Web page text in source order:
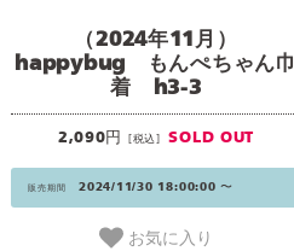
（2024年11月）
happybug もんぺちゃん巾
着 h3-3
2,090円 [税込] SOLD OUT
販売期間 2024/11/30 18:00:00 〜
お気に入り